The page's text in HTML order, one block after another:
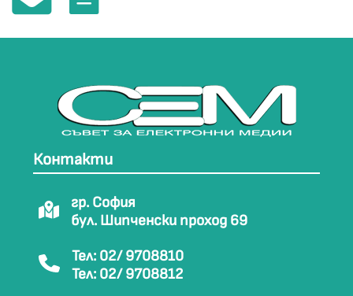
Контакти
гр. София
бул. Шипченски проход 69
Тел: 02/ 9708810
Тел: 02/ 9708812